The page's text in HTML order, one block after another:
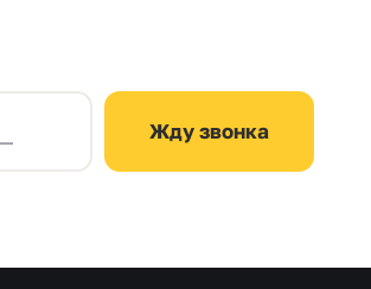
Жду звонка